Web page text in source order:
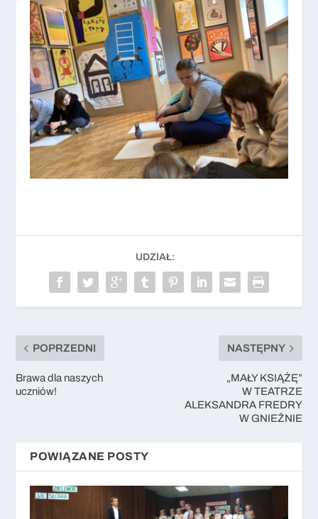
UDZIAŁ:
POPRZEDNI
Brawa dla naszych
uczniów!
NASTĘPNY
„MAŁY KSIĄŻĘ”
W TEATRZE
ALEKSANDRA FREDRY
W GNIEŹNIE
POWIĄZANE POSTY